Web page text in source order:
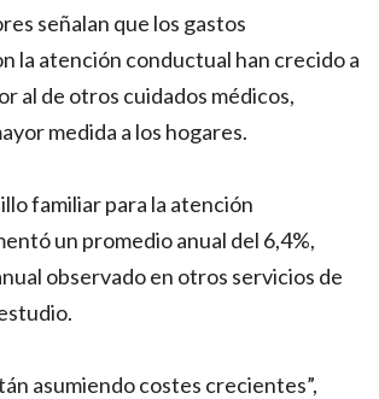
señalan que los gastos
la atención conductual han crecido a
al de otros cuidados médicos,
medida a los hogares.
familiar para la atención
un promedio anual del 6,4%,
observado en otros servicios de
asumiendo costes crecientes”,